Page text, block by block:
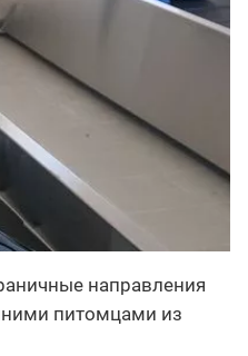
направления
питомцами из